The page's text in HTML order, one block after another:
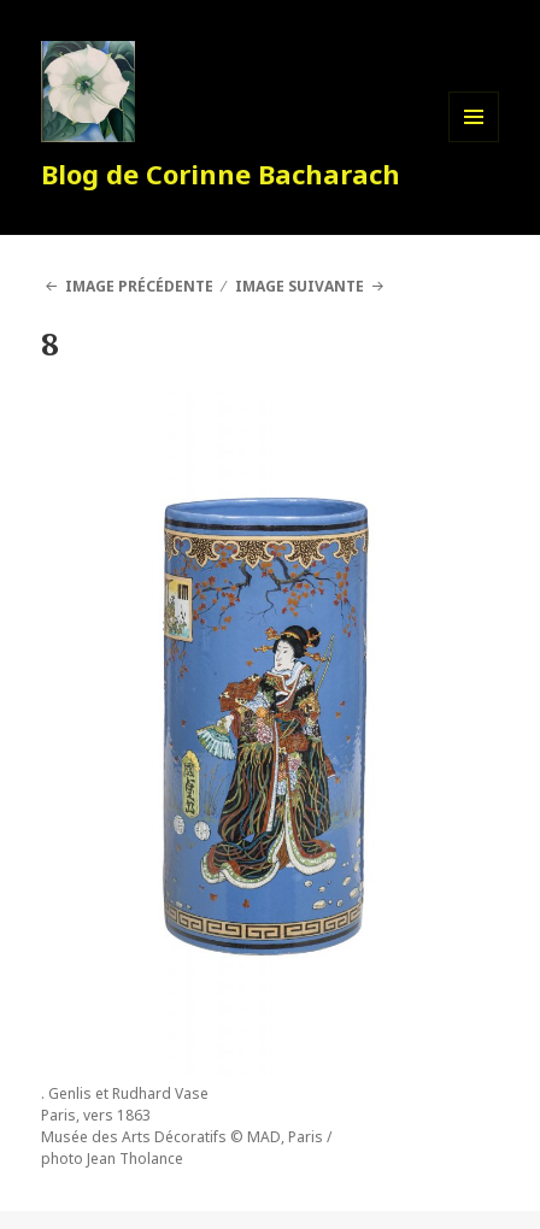
Blog de Corinne Bacharach
IMAGE PRÉCÉDENTE IMAGE SUIVANTE
8
. Genlis et Rudhard Vase
Paris, vers 1863
Musée des Arts Décoratifs © MAD, Paris /
photo Jean Tholance